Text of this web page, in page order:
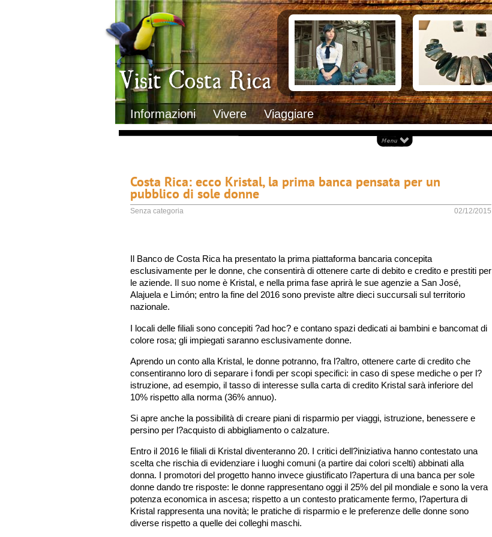
Visit Costa Rica
Informazioni Vivere Viaggiare
Clima
Geografia
Informazioni Geografiche
Letteratura e cultura
Gastronomia
Lo sapevi che
Musica
Natura
Storia
Trasporti Interni
Documenti necessari per trasferirsi
Italiani in Costa Rica
L’ambasciata italiana
Opportunità lavorative
Costa Rica: ecco Kristal, la prima banca pensata per un
pubblico di sole donne
Senza categoria 02/12/2015
Il Banco de Costa Rica ha presentato la prima piattaforma bancaria concepita
esclusivamente per le donne, che consentirà di ottenere carte di debito e credito e prestiti per
le aziende. Il suo nome è Kristal, e nella prima fase aprirà le sue agenzie a San José,
Alajuela e Limón; entro la fine del 2016 sono previste altre dieci succursali sul territorio
nazionale.
I locali delle filiali sono concepiti ?ad hoc? e contano spazi dedicati ai bambini e bancomat di
colore rosa; gli impiegati saranno esclusivamente donne.
Aprendo un conto alla Kristal, le donne potranno, fra l?altro, ottenere carte di credito che
consentiranno loro di separare i fondi per scopi specifici: in caso di spese mediche o per l?
istruzione, ad esempio, il tasso di interesse sulla carta di credito Kristal sarà inferiore del
10% rispetto alla norma (36% annuo).
Si apre anche la possibilità di creare piani di risparmio per viaggi, istruzione, benessere e
persino per l?acquisto di abbigliamento o calzature.
Entro il 2016 le filiali di Kristal diventeranno 20. I critici dell?iniziativa hanno contestato una
scelta che rischia di evidenziare i luoghi comuni (a partire dai colori scelti) abbinati alla
donna. I promotori del progetto hanno invece giustificato l?apertura di una banca per sole
donne dando tre risposte: le donne rappresentano oggi il 25% del pil mondiale e sono la vera
potenza economica in ascesa; rispetto a un contesto praticamente fermo, l?apertura di
Kristal rappresenta una novità; le pratiche di risparmio e le preferenze delle donne sono
diverse rispetto a quelle dei colleghi maschi.